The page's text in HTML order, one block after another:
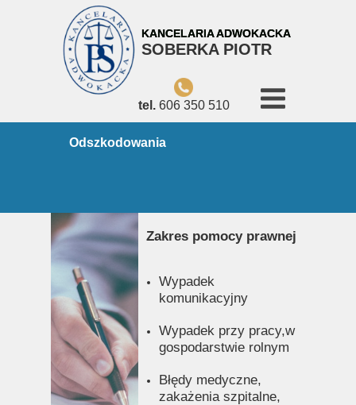
Wypadek
komunikacyjny
Wypadek przy pracy,w
gospodarstwie rolnym
Błędy medyczne,
zakażenia szpitalne,
Zakres pomocy prawnej
Odszkodowania
KANCELARIAADWOKACKA
SOBERKA PIOTR
tel. 606 350 510